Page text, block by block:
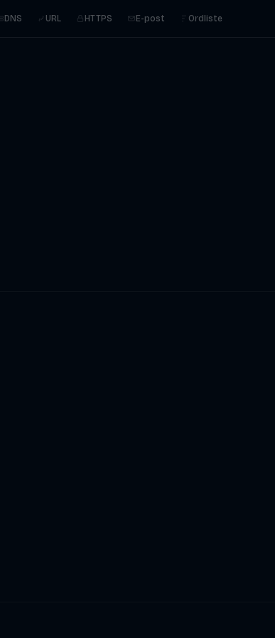
DNS URL HTTPS E-post Ordliste